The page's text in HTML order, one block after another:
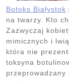
Botoks Białystok
na twarzy. Kto
Zazwyczaj
mimicznych i
która nie
toksyna